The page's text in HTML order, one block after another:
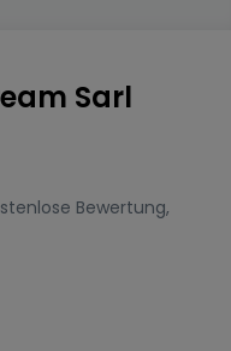
Sarl
Bewertung,